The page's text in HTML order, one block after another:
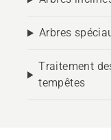
Arbres
Traitement
tempêtes